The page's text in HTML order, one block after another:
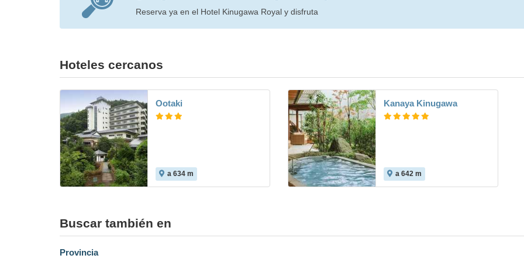
Reserva ya en el Hotel Kinugawa Royal y disfruta
Hoteles cercanos
Ootaki
a 634 m
Kanaya Kinugawa
a 642 m
Buscar también en
Provincia